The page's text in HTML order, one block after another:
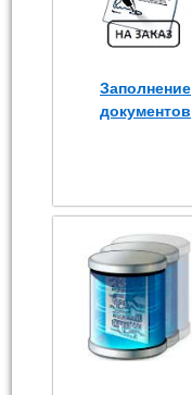
Заполнение
документов